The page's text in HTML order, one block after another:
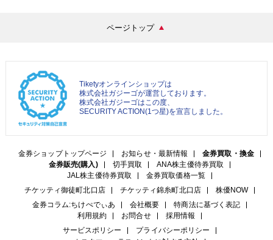
ページトップ
Tiketyオンラインショップは
株式会社ガジーゴが運営しております。
株式会社ガジーゴはこの度、
SECURITY ACTION(1つ星)を宣言しました。
金券ショップトップページ お知らせ・最新情報
金券買取・換金
金券販売(購入)
切手買取
ANA株主優待券買取
JAL株主優待券買取
金券買取価格一覧
チケッティ御徒町北口店
チケッティ錦糸町北口店
株優NOW
金券コラム:ちけぺでぃあ
会社概要
特商法に基づく表記
利用規約
お問合せ
採用情報
サービスポリシー
プライバシーポリシー